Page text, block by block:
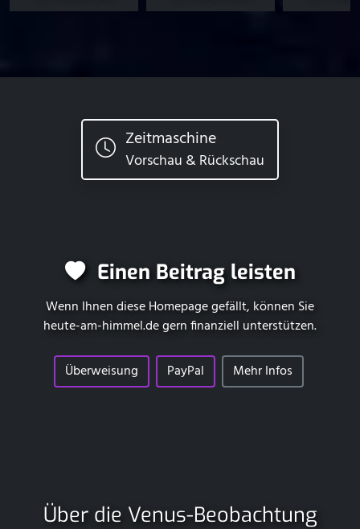
Zeitmaschine
Vorschau & Rückschau
Einen Beitrag leisten
Wenn Ihnen diese Homepage gefällt, können Sie
heute-am-himmel.degern finanziell unterstützen.
Überweisung PayPal Mehr Infos
Über die Venus-Beobachtung